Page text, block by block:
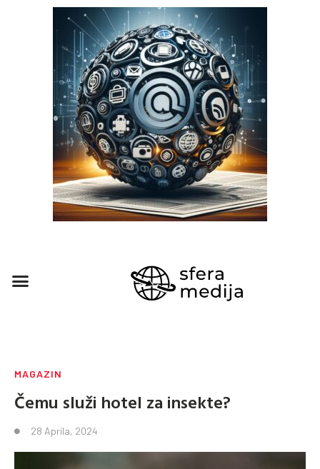
MAGAZIN
Čemu služi hotel za insekte?
28 Aprila, 2024